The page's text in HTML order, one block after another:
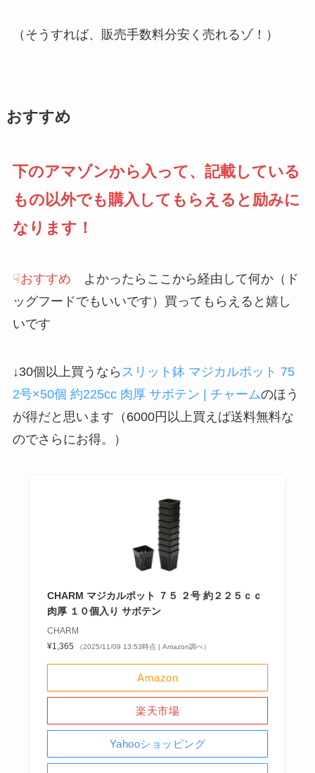
（そうすれば、販売手数料分安く売れるゾ！）
おすすめ
下のアマゾンから入って、記載している
もの以外でも購入してもらえると励みに
なります！
☟おすすめ よかったらここから経由して何か（ド
ッグフードでもいいです）買ってもらえると嬉し
いです
↓30個以上買うなら スリット鉢 マジカルポット 75
2号×50個 約225cc 肉厚 サボテン | チャームのほう
が得だと思います（6000円以上買えば送料無料な
のでさらにお得。）
CHARM マジカルポット ７５ ２号 約２２５ｃｃ
肉厚 １０個入り サボテン
CHARM
¥1,365
（2025/11/09 13:53時点 | Amazon調べ）
Amazon
楽天市場
Yahooショッピング